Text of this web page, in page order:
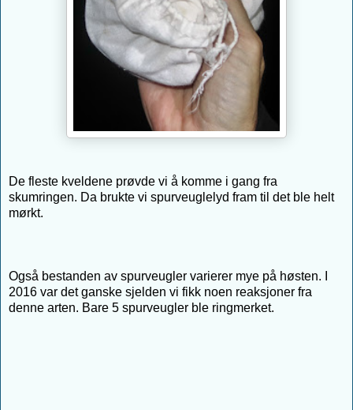
De fleste kveldene prøvde vi å komme i gang fra
skumringen. Da brukte vi spurveuglelyd fram til det ble helt
mørkt.
Også bestanden av spurveugler varierer mye på høsten. I
2016 var det ganske sjelden vi fikk noen reaksjoner fra
denne arten. Bare 5 spurveugler ble ringmerket.